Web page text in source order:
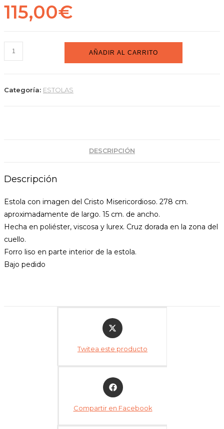
115,00€
Estola
de
AÑADIR AL CARRITO
Categoría: ESTOLAS
DESCRIPCIÓN
Descripción
Estola con imagen del Cristo Misericordioso. 278 cm.
aproximadamente de largo. 15 cm. de ancho.
Hecha en poliéster, viscosa y lurex. Cruz dorada en la zona del
cuello.
Forro liso en parte interior de la estola.
Bajo pedido
Opens
in
new
Twitea este producto
Opens
in
new
Compartir en Facebook